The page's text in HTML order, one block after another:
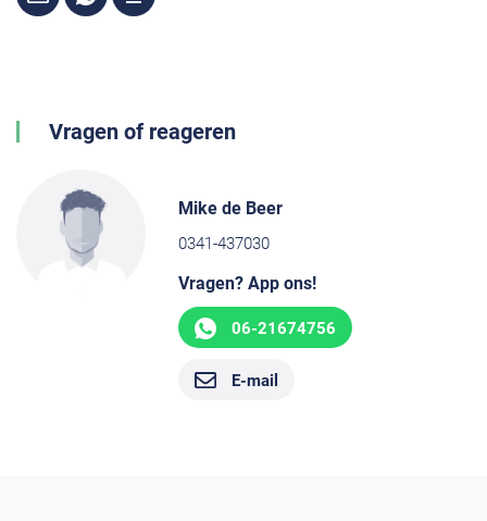
Vragen of reageren
Mike de Beer
0341-437030
Vragen? App ons!
06-21674756
E-mail